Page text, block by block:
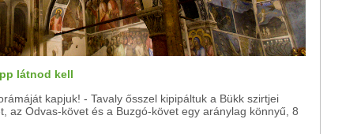
látnod kell
kapjuk! - Tavaly ősszel kipipáltuk a Bükk szirtjei
az Odvas-követ és a Buzgó-követ egy aránylag könnyű, 8